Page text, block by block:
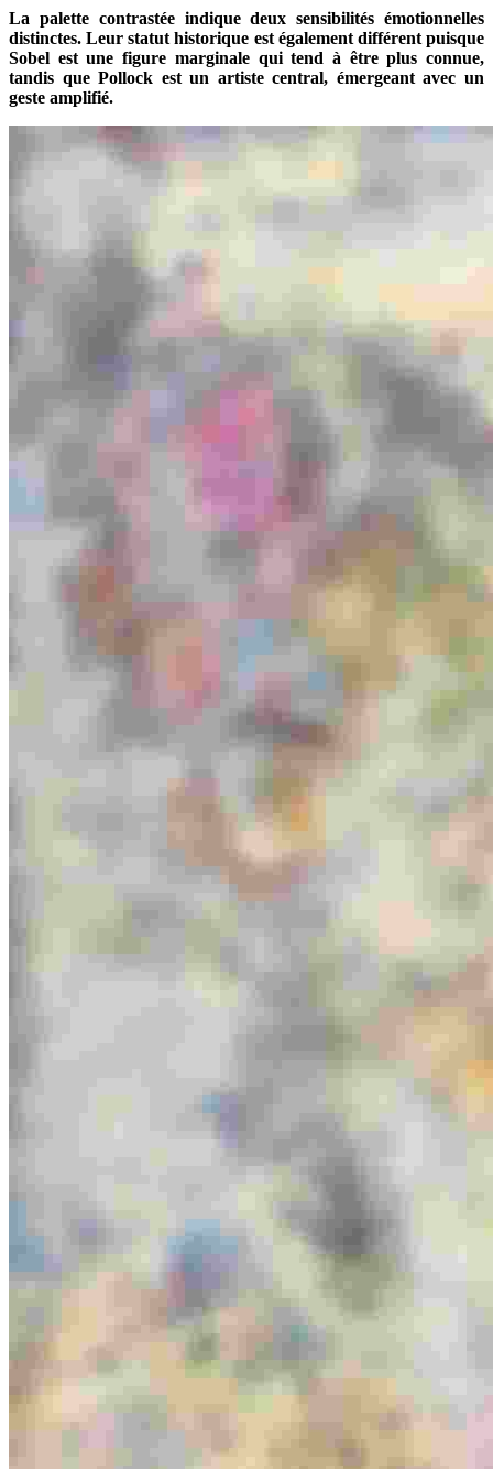
La palette contrastée indique deux sensibilités émotionnelles
distinctes. Leur statut historique est également différent puisque
Sobel est une figure marginale qui tend à être plus connue,
tandis que Pollock est un artiste central, émergeant avec un
geste amplifié.